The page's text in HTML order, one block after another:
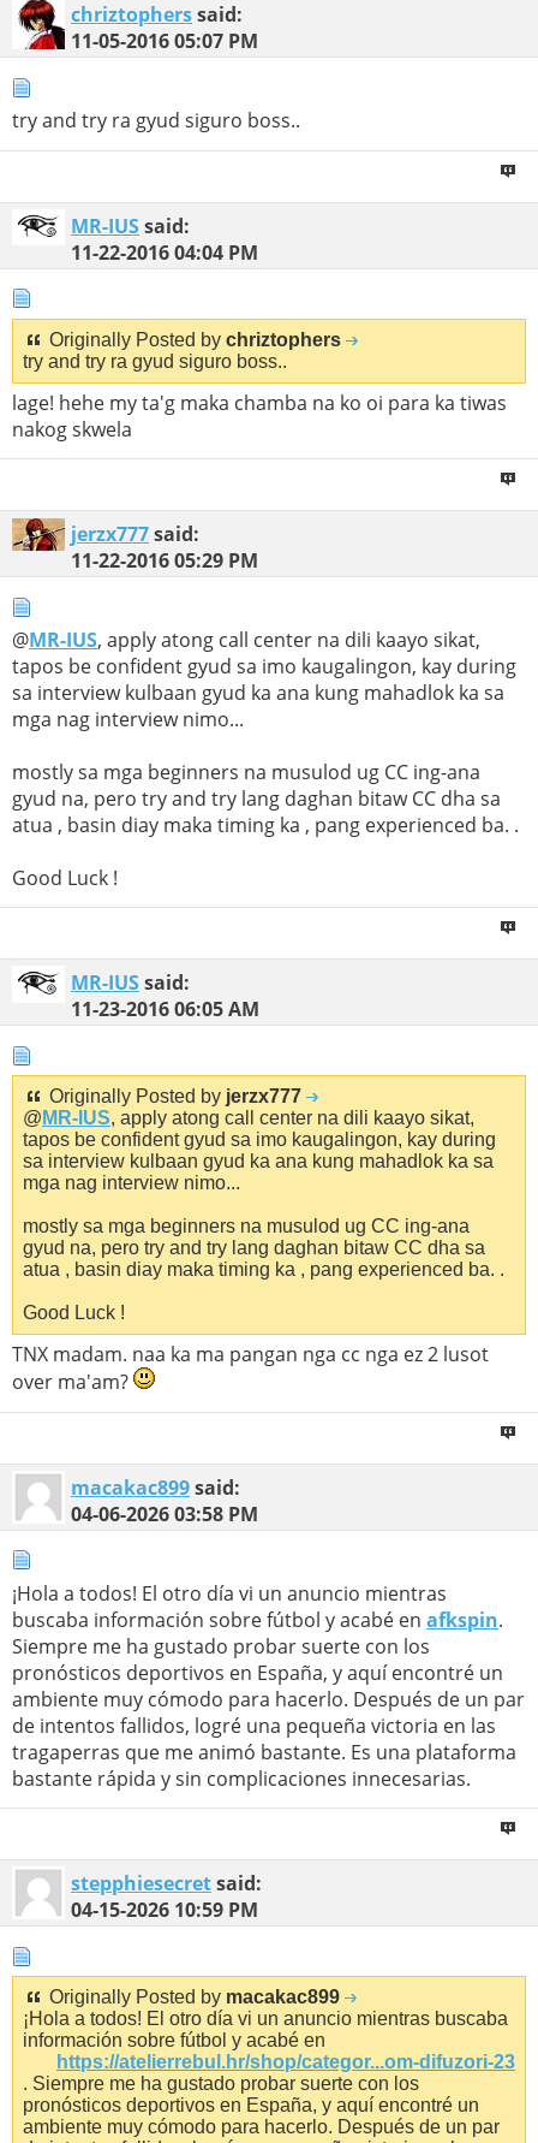
chriztopherssaid:
11-05-201605:07 PM
try and try ra gyud siguro boss..
MR-IUSsaid:
11-22-201604:04 PM
Originally Posted by chriztophers
try and try ra gyud siguro boss..
lage! hehe my ta'g maka chamba na ko oi para ka tiwas
nakog skwela
jerzx777said:
11-22-201605:29 PM
@MR-IUS, apply atong call center na dili kaayo sikat,
tapos be confident gyud sa imo kaugalingon, kay during
sa interview kulbaan gyud ka ana kung mahadlok ka sa
mga nag interview nimo...
mostly sa mga beginners na musulod ug CC ing-ana
gyud na, pero try and try lang daghan bitaw CC dha sa
atua , basin diay maka timing ka , pang experienced ba. .
Good Luck !
MR-IUSsaid:
11-23-201606:05 AM
Originally Posted by jerzx777
@ MR-IUS, apply atong call center na dili kaayo sikat,
tapos be confident gyud sa imo kaugalingon, kay during
sa interview kulbaan gyud ka ana kung mahadlok ka sa
mga nag interview nimo...
mostly sa mga beginners na musulod ug CC ing-ana
gyud na, pero try and try lang daghan bitaw CC dha sa
atua , basin diay maka timing ka , pang experienced ba. .
Good Luck !
TNX madam. naa ka ma pangan nga cc nga ez 2 lusot
over ma'am?
macakac899said:
04-06-202603:58 PM
¡Hola a todos! El otro día vi un anuncio mientras
buscaba información sobre fútbol y acabé en afkspin.
Siempre me ha gustado probar suerte con los
pronósticos deportivos en España, y aquí encontré un
ambiente muy cómodo para hacerlo. Después de un par
de intentos fallidos, logré una pequeña victoria en las
tragaperras que me animó bastante. Es una plataforma
bastante rápida y sin complicaciones innecesarias.
stepphiesecretsaid:
04-15-2026 10:59 PM
Originally Posted by macakac899
¡Hola a todos! El otro día vi un anuncio mientras buscaba
información sobre fútbol y acabé en
https://atelierrebul.hr/shop/categor...om-difuzori-23
. Siempre me ha gustado probar suerte con los
pronósticos deportivos en España, y aquí encontré un
ambiente muy cómodo para hacerlo. Después de un par